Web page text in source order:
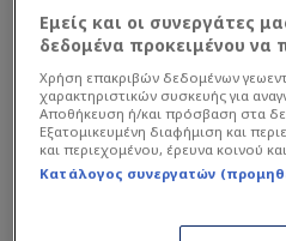
Εμείς και οι συνεργάτες
δεδομένα προκειμένου να
Χρήση επακριβών δεδομένων
χαρακτηριστικών συσκευής για
Αποθήκευση ή/και πρόσβαση στα
Εξατομικευμένη διαφήμιση και
και περιεχομένου, έρευνα κοινού
Κατάλογος συνεργατών